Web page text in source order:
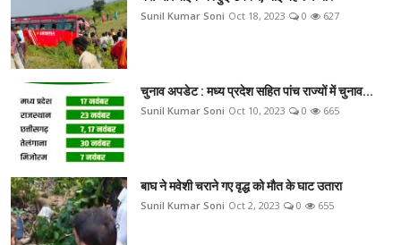
Sunil Kumar Soni Oct 18, 2023 0 627
चुनाव अपडेट : मध्य प्रदेश सहित पांच राज्यों में चुनाव...
Sunil Kumar Soni Oct 10, 2023 0 665
बाघ ने मवेशी चराने गए वृद्ध को मौत के घाट उतारा
Sunil Kumar Soni Oct 2, 2023 0 655